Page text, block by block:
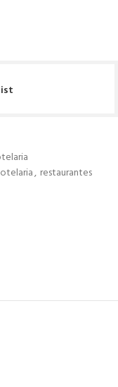
, restaurantes